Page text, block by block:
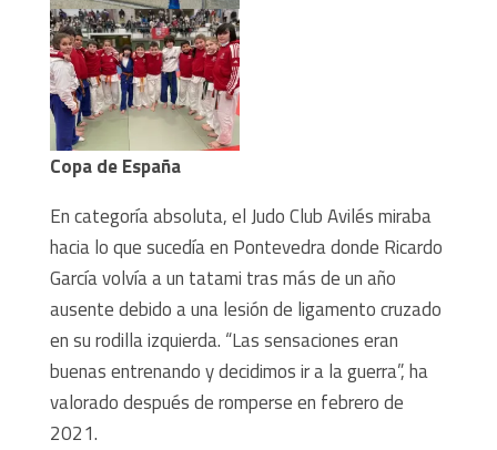
Copa de España
En categoría absoluta, el Judo Club Avilés miraba
hacia lo que sucedía en Pontevedra donde Ricardo
García volvía a un tatami tras más de un año
ausente debido a una lesión de ligamento cruzado
en su rodilla izquierda. “Las sensaciones eran
buenas entrenando y decidimos ir a la guerra”, ha
valorado después de romperse en febrero de
2021.